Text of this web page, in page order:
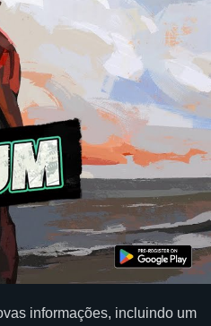
informações, incluindo um